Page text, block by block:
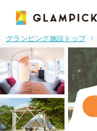
グランピング施設トップ